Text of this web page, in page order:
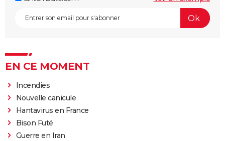
EN CE MOMENT
Incendies
Nouvelle canicule
Hantavirus en France
Bison Futé
Guerre en Iran